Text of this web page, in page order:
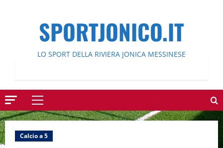
SPORTJONICO.IT
LO SPORT DELLA RIVIERA JONICA MESSINESE
Menu
principale
Calcio a 5